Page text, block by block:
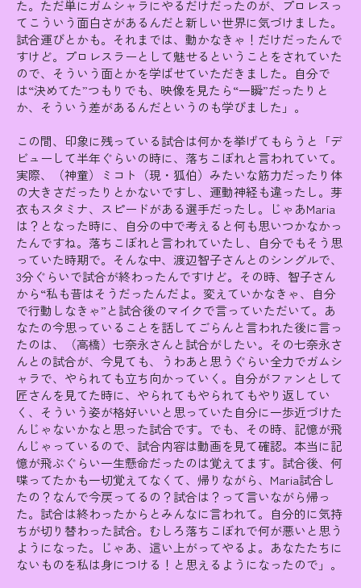
た。ただ単にガムシャラにやるだけだったのが、プロレスっ
てこういう面白さがあるんだと新しい世界に気づけました。
試合運びとかも。それまでは、動かなきゃ！だけだったんで
すけど。プロレスラーとして魅せるということをされていた
ので、そういう面とかを学ばせていただきました。自分で
は“決めてた”つもりでも、映像を見たら“一瞬”だったりと
か、そういう差があるんだというのも学びました」。
この間、印象に残っている試合は何かを挙げてもらうと「デ
ビューして半年ぐらいの時に、落ちこぼれと言われていて。
実際、（神童）ミコト（現・狐伯）みたいな筋力だったり体
の大きさだったりとかないですし、運動神経も違ったし。芽
衣もスタミナ、スピードがある選手だったし。じゃあMaria
は？となった時に、自分の中で考えると何も思いつかなかっ
たんですね。落ちこぼれと言われていたし、自分でもそう思
っていた時期で。そんな中、渡辺智子さんとのシングルで、
3分ぐらいで試合が終わったんですけど。その時、智子さん
から“私も昔はそうだったんだよ。変えていかなきゃ、自分
で行動しなきゃ”と試合後のマイクで言っていただいて。あ
なたの今思っていることを話してごらんと言われた後に言っ
たのは、（高橋）七奈永さんと試合がしたい。その七奈永さ
んとの試合が、今見ても、うわあと思うぐらい全力でガムシ
ャラで、やられても立ち向かっていく。自分がファンとして
匠さんを見てた時に、やられてもやられてもやり返してい
く、そういう姿が格好いいと思っていた自分に一歩近づけた
んじゃないかなと思った試合です。でも、その時、記憶が飛
んじゃっているので、試合内容は動画を見て確認。本当に記
憶が飛ぶぐらい一生懸命だったのは覚えてます。試合後、何
喋ってたかも一切覚えてなくて、帰りながら、Maria試合し
たの？なんで今戻ってるの？試合は？って言いながら帰っ
た。試合は終わったからとみんなに言われて。自分的に気持
ちが切り替わった試合。むしろ落ちこぼれで何が悪いと思う
ようになった。じゃあ、這い上がってやるよ。あなたたちに
ないものを私は身につける！と思えるようになったので」。